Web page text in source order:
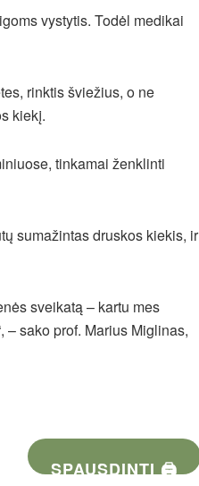
vystytis. Todėl medikai
rinktis šviežius, o ne
kiekį.
tinkamai ženklinti
sumažintas druskos kiekis, ir
sveikatą – kartu mes
sako prof. Marius Miglinas,
SPAUSDINTI 🖨